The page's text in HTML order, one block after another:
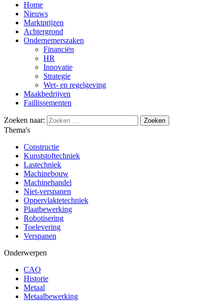
Home
Nieuws
Marktprijzen
Achtergrond
Ondernemerszaken
Financiën
HR
Innovatie
Strategie
Wet- en regelgeving
Maakbedrijven
Faillissementen
Zoeken naar:
Thema's
Constructie
Kunststoftechniek
Lastechniek
Machinebouw
Machinehandel
Niet-verspanen
Oppervlaktetechniek
Plaatbewerking
Robotisering
Toelevering
Verspanen
Onderwerpen
CAO
Historie
Metaal
Metaalbewerking